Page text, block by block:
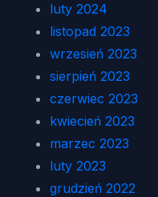
luty 2024
listopad 2023
wrzesień 2023
sierpień 2023
czerwiec 2023
kwiecień 2023
marzec 2023
luty 2023
grudzień 2022